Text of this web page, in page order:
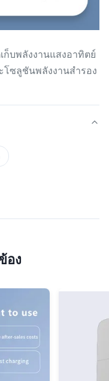
ก็บพลังงานแสงอาทิตย์
โซลูชันพลังงานสำรอง
อง